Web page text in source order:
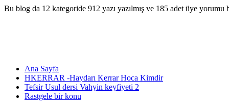
Bu blog da 12 kategoride 912 yazı yazılmış ve 185 adet üye yorumu
Ana Sayfa
HKERRAR -Haydarı Kerrar Hoca Kimdir
Tefsir Usul dersi Vahyin keyfiyeti 2
Rastgele bir konu